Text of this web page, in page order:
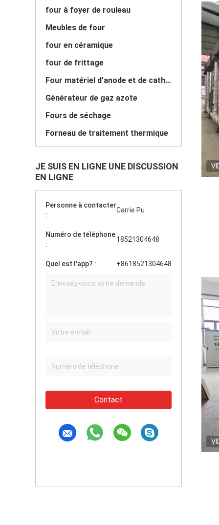
four à foyer de rouleau
Meubles de four
four en céramique
four de frittage
Four matériel d'anode et de cathode
Générateur de gaz azote
Fours de séchage
Forneau de traitement thermique
JE SUIS EN LIGNE UNE DISCUSSION
EN LIGNE
Personne à contacter
:
Carrie Pu
Numéro de téléphone
:
18521304648
Quel est l'app? : +8618521304648
Contact